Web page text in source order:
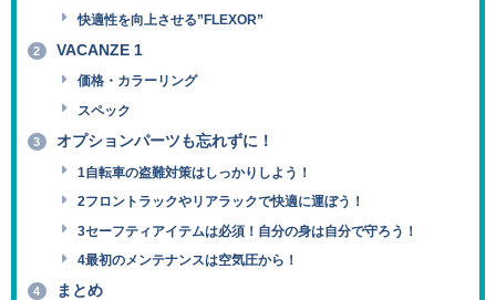
快適性を向上させる”FLEXOR”
2 VACANZE 1
価格・カラーリング
スペック
3 オプションパーツも忘れずに！
1自転車の盗難対策はしっかりしよう！
2フロントラックやリアラックで快適に運ぼう！
3セーフティアイテムは必須！自分の身は自分で守ろう！
4最初のメンテナンスは空気圧から！
4 まとめ